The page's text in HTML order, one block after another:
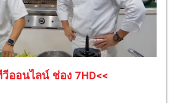
ออนไลน์ ช่อง 7HD<<